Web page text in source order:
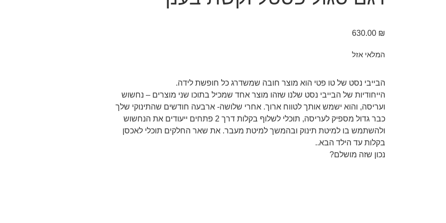
630.00 ₪
המלאי אזל
הבייבי נסט של טו פטי הוא מוצר חובה שמשדרג כל חופשת לידה.
הייחודיות של הבייבי נסט שלנו שזהו מוצר אחד שמכיל בתוכו שני מוצרים – נחשוש
ועריסה, והוא ישמש אותך לטווח ארוך. אחרי שלושה- ארבעה חודשים שהתינוקי שלך
כבר גדול מספיק לעריסה, תוכלי לשלוף בקלות דרך 2 פתחים ייעודים את הנחשוש
ולהשתמש בו למיטת תינוק ובהמשך למיטת מעבר. את שאר החלקים תוכלי לאכסן
בקלות עד הילד הבא..
נכון שזה מושלם?